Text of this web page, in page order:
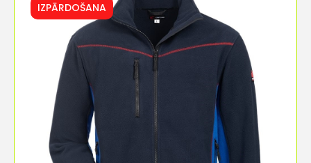
IZPĀRDOŠANA